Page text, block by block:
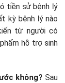
tiền sử bệnh lý
kỳ bệnh lý nào
từ người có
hỗ trợ sinh
không? Sau